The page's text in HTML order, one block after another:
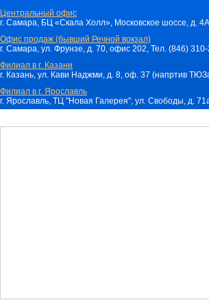
Центральный офис
г. Самара, БЦ «Скала Холл», Московское шоссе, д.
Офис продаж (бывший Речной вокзал)
г. Самара, ул. Фрунзе, д. 70, офис 202, Тел. (846)
Филиал в г. Казани
г. Казань, ул. Кави Наджми, д. 8, оф. 37 (напртив
Филиал в г. Ярославль
г. Ярославль, ТЦ "Новая Галерея", ул. Свободы, д.